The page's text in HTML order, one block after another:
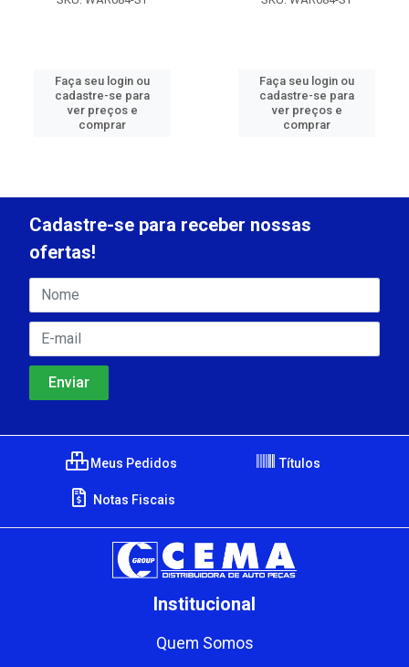
Faça seu login ou
cadastre-se para
ver preços e
comprar
Faça seu login ou
cadastre-se para
ver preços e
comprar
Cadastre-se para receber nossas
ofertas!
Meus Pedidos Títulos
Notas Fiscais
Institucional
Quem Somos